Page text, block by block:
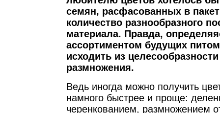
семян, расфасованных в
количество разнообразного
материала. Правда,
ассортиментом будущих
исходить из
размножения.
Ведь иногда можно получить
намного быстрее и проще:
черенкованием, размножением